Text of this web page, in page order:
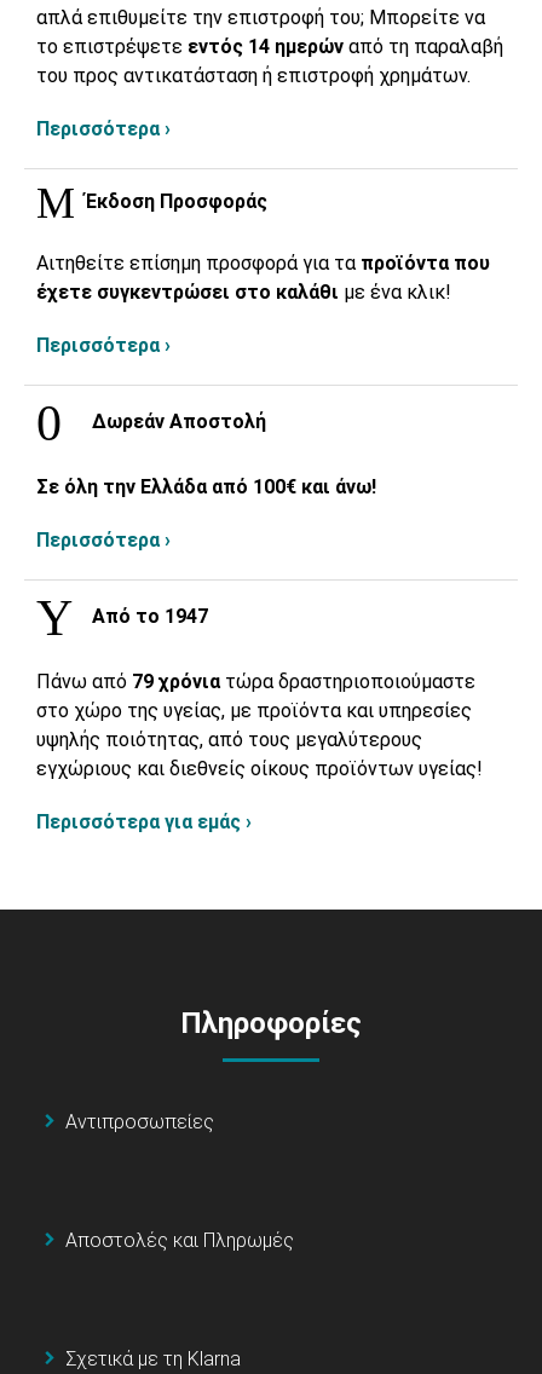
απλά επιθυμείτε την επιστροφή του; Μπορείτε να
το επιστρέψετε εντός 14 ημερών από τη παραλαβή
του προς αντικατάσταση ή επιστροφή χρημάτων.
Περισσότερα ›
Έκδοση Προσφοράς
Αιτηθείτε επίσημη προσφορά για τα προϊόντα που
έχετε συγκεντρώσει στο καλάθι με ένα κλικ!
Περισσότερα ›
Δωρεάν Αποστολή
Σε όλη την Ελλάδα από 100€ και άνω!
Περισσότερα ›
Από το 1947
Πάνω από 79 χρόνια τώρα δραστηριοποιούμαστε
στο χώρο της υγείας, με προϊόντα και υπηρεσίες
υψηλής ποιότητας, από τους μεγαλύτερους
εγχώριους και διεθνείς οίκους προϊόντων υγείας!
Περισσότερα για εμάς ›
Πληροφορίες
Αντιπροσωπείες
Αποστολές και Πληρωμές
Σχετικά με τη Klarna